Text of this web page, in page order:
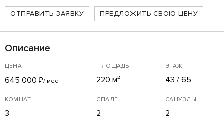
ОТПРАВИТЬ ЗАЯВКУ ПРЕДЛОЖИТЬ СВОЮ ЦЕНУ
Описание
ЦЕНА
645 000 ₽/ мес
ПЛОЩАДЬ
220 м²
ЭТАЖ
43 / 65
КОМНАТ
3
СПАЛЕН
2
САНУЗЛЫ
2